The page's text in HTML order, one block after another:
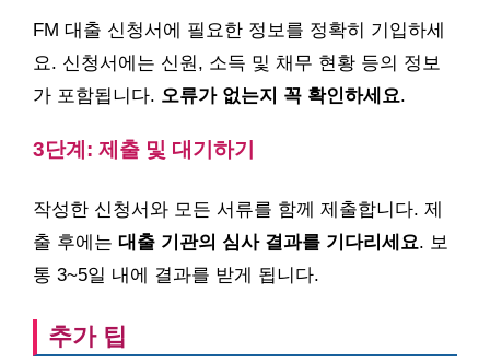
FM 대출 신청서에 필요한 정보를 정확히 기입하세
요. 신청서에는 신원, 소득 및 채무 현황 등의 정보
가 포함됩니다. 오류가 없는지 꼭 확인하세요.
3단계: 제출 및 대기하기
작성한 신청서와 모든 서류를 함께 제출합니다. 제
출 후에는 대출 기관의 심사 결과를 기다리세요. 보
통 3~5일 내에 결과를 받게 됩니다.
추가 팁